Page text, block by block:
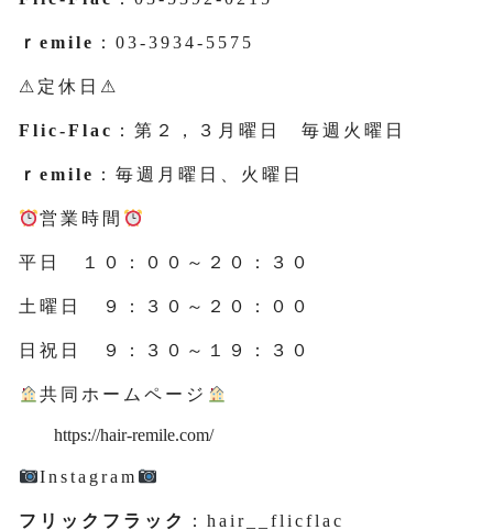
ｒemile ：03-3934-5575
⚠定休日⚠
Flic-Flac ：第２，３月曜日 毎週火曜日
ｒemile ：毎週月曜日、火曜日
営業時間
平日 １０：００～２０：３０
土曜日 ９：３０～２０：００
日祝日 ９：３０～１９：３０
共同ホームページ
https://hair-remile.com/
Instagram
フリックフラック ：hair__flicflac